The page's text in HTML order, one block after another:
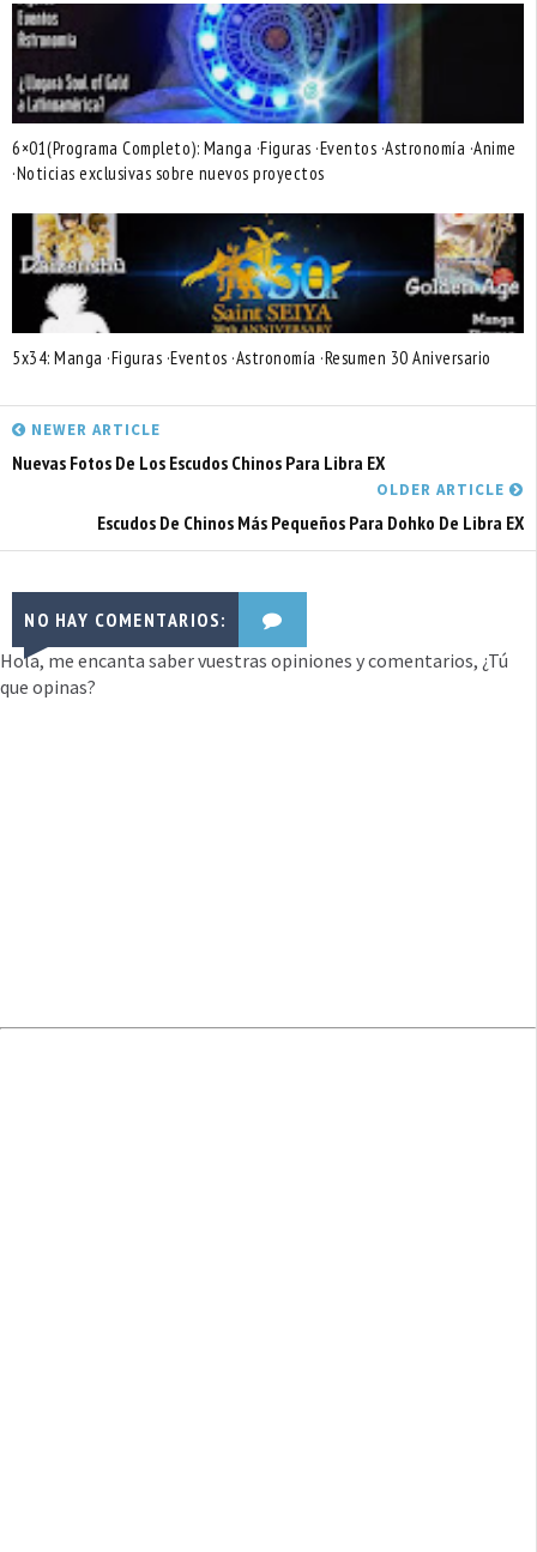
6×01(Programa Completo): Manga ·Figuras ·Eventos ·Astronomía ·Anime
·Noticias exclusivas sobre nuevos proyectos
5x34: Manga ·Figuras ·Eventos ·Astronomía ·Resumen 30 Aniversario
NEWER ARTICLE
Nuevas Fotos De Los Escudos Chinos Para Libra EX
OLDER ARTICLE
Escudos De Chinos Más Pequeños Para Dohko De Libra EX
NO HAY COMENTARIOS:
Hola, me encanta saber vuestras opiniones y comentarios, ¿Tú
que opinas?